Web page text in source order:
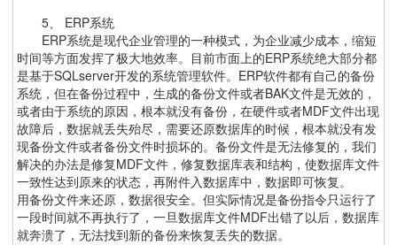
5、 ERP系统
ERP系统是现代企业管理的一种模式，为企业减少成本，缩短
时间等方面发挥了极大地效率。目前市面上的ERP系统绝大部分都
是基于SQLserver开发的系统管理软件。ERP软件都有自己的备份
系统，但在备份过程中，生成的备份文件或者BAK文件是无效的，
或者由于系统的原因，根本就没有备份，在硬件或者MDF文件出现
故障后，数据就丢失殆尽，需要还原数据库的时候，根本就没有发
现备份文件或者备份文件时损坏的。备份文件是无法修复的，我们
解决的办法是修复MDF文件，修复数据库表和结构，使数据库文件
一致性达到原来的状态，再附件入数据库中，数据即可恢复。
用备份文件来还原，数据很安全。但实际情况是备份指令只运行了
一段时间就不再执行了，一旦数据库文件MDF出错了以后，数据库
就奔溃了，无法找到新的备份来恢复丢失的数据。